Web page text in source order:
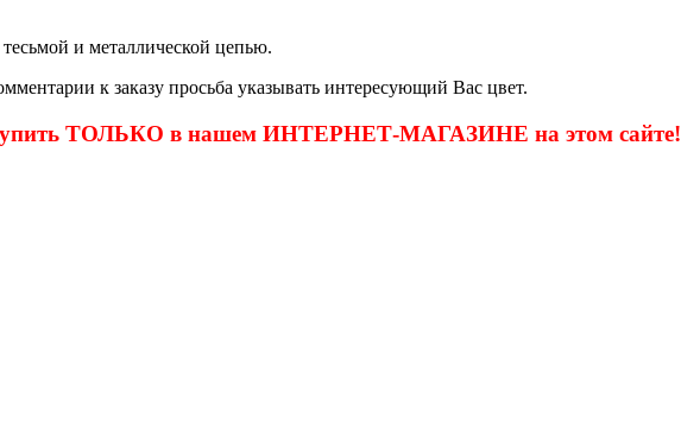
и металлической цепью.
к заказу просьба указывать интересующий Вас цвет.
ТОЛЬКО в нашем ИНТЕРНЕТ-МАГАЗИНЕ на этом сайте!